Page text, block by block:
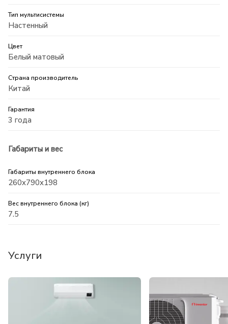
Тип мультисистемы
Настенный
Цвет
Белый матовый
Страна производитель
Китай
Гарантия
3 года
Габариты и вес
Габариты внутреннего блока
260x790x198
Вес внутреннего блока (кг)
7.5
Услуги